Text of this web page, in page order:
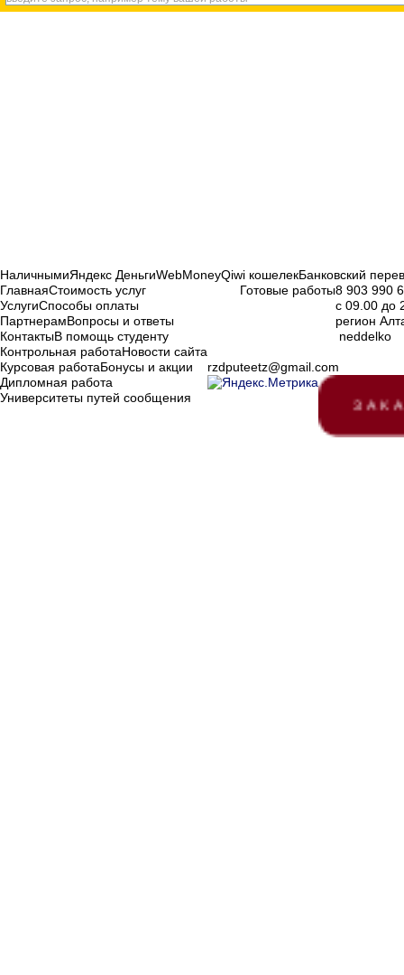
НаличнымиЯндекс ДеньгиWebMoneyQiwi кошелекБанковский
ГлавнаяСтоимость услуг
УслугиСпособы оплаты
ПартнерамВопросы и ответы
КонтактыВ помощь студенту
Контрольная работаНовости сайта
Курсовая работаБонусы и акции
Дипломная работа
Университеты путей сообщения
Готовые работы8 903 990
с 09.00 до
регион
rzdputeetz@gmail.com
neddelko